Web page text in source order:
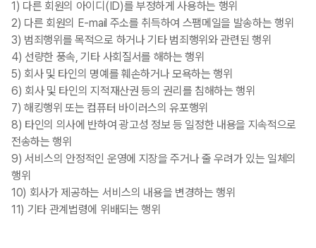
1) 다른 회원의 아이디(ID)를 부정하게 사용하는 행위
2) 다른 회원의 E-mail 주소를 취득하여 스팸메일을 발송하는 행위
3) 범죄행위를 목적으로 하거나 기타 범죄행위와 관련된 행위
4) 선량한 풍속, 기타 사회질서를 해하는 행위
5) 회사 및 타인의 명예를 훼손하거나 모욕하는 행위
6) 회사 및 타인의 지적재산권 등의 권리를 침해하는 행위
7) 해킹행위 또는 컴퓨터 바이러스의 유포행위
8) 타인의 의사에 반하여 광고성 정보 등 일정한 내용을 지속적으로
전송하는 행위
9) 서비스의 안정적인 운영에 지장을 주거나 줄 우려가 있는 일체의
행위
10) 회사가 제공하는 서비스의 내용을 변경하는 행위
11) 기타 관계법령에 위배되는 행위